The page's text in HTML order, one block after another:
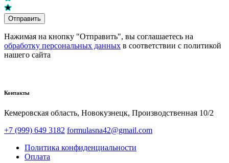
Отправить
Нажимая на кнопку "Отправить", вы соглашаетесь на
обработку персональных данных в соответствии с политикой
нашего сайта
Контакты
Кемеровская область, Новокузнецк,​ Производственная 10/2
+7 (999) 649 3182 formulasna42@gmail.com
Политика конфиденциальности
Оплата